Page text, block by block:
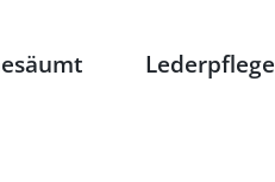
Lederpflege